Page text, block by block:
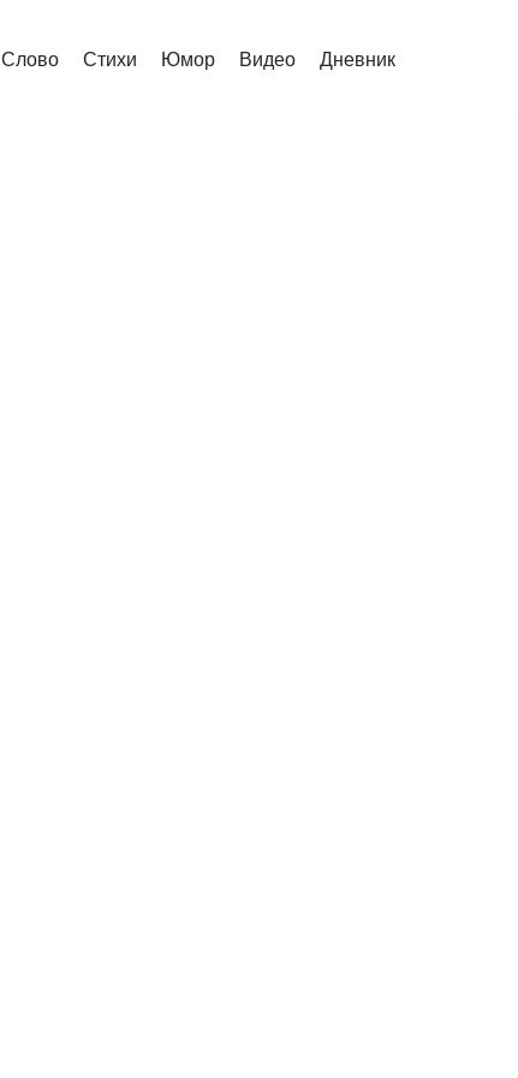
Слово Стихи Юмор Видео Дневник